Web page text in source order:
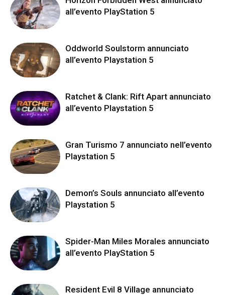
all’evento PlayStation 5
Oddworld Soulstorm annunciato
all’evento Playstation 5
Ratchet & Clank: Rift Apart annunciato
all’evento Playstation 5
Gran Turismo 7 annunciato nell’evento
Playstation 5
Demon’s Souls annunciato all’evento
Playstation 5
Spider-Man Miles Morales annunciato
all’evento PlayStation 5
Resident Evil 8 Village annunciato